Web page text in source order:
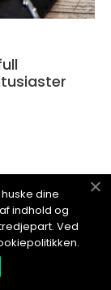
dine
indhold og
Ved